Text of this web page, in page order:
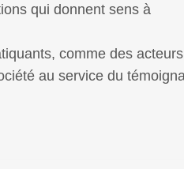
qui donnent sens à
comme des acteurs
au service du